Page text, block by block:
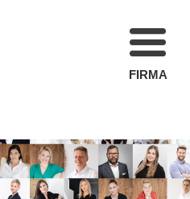
FIRMA
AKTUALNOŚCI
STREFA